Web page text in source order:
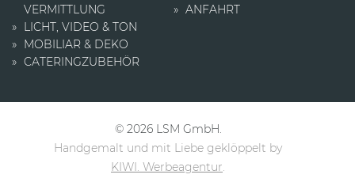
VERMITTLUNG
LICHT, VIDEO & TON
MOBILIAR & DEKO
CATERINGZUBEHÖR
ANFAHRT
© 2026 LSM GmbH.
Handgemalt und mit Liebe geklöppelt by
KIWI. Werbeagentur.